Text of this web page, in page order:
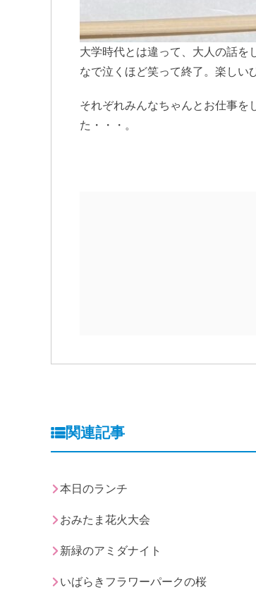
大学時代とは違って、大人の話を
なで泣くほど笑って終了。楽しい
それぞれみんなちゃんとお仕事を
た・・・。
関連記事
本日のランチ
おみたま花火大会
新緑のアミダナイト
いばらきフラワーパークの桜